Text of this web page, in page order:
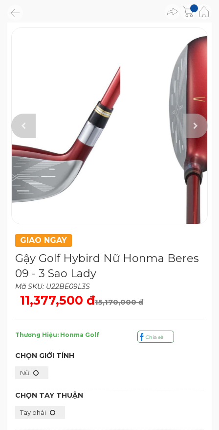
GIAO NGAY
Gậy Golf Hybird Nữ Honma Beres
09 - 3 Sao Lady
Mã SKU: U22BE09L3S
11,377,500 đ15,170,000 đ
Thương Hiệu: Honma Golf Chia sẻ
CHỌN GIỚI TÍNH
Nữ
CHỌN TAY THUẬN
Tay phải